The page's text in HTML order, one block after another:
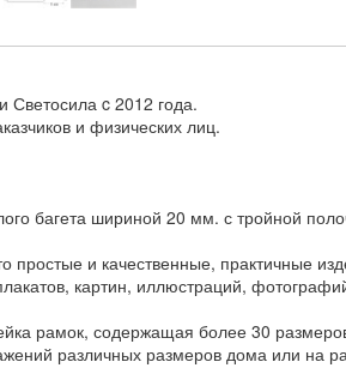
c 2012 года.
и физических лиц.
багета шириной 20 мм. с тройной
простые и качественные, практичные
картин, иллюстраций,
рамок, содержащая более 30
различных размеров дома или на